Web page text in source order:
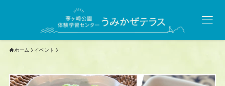
ホーム イベント